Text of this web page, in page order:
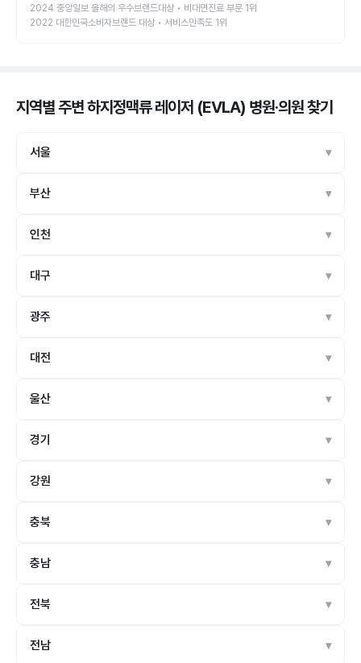
2024 중앙일보 올해의 우수브랜드대상 • 비대면진료 부문 1위
2022 대한민국소비자브랜드 대상 • 서비스만족도 1위
지역별 주변 하지정맥류 레이저 (EVLA) 병원·의원찾기
서울
부산
인천
대구
광주
대전
울산
경기
강원
충북
충남
전북
전남